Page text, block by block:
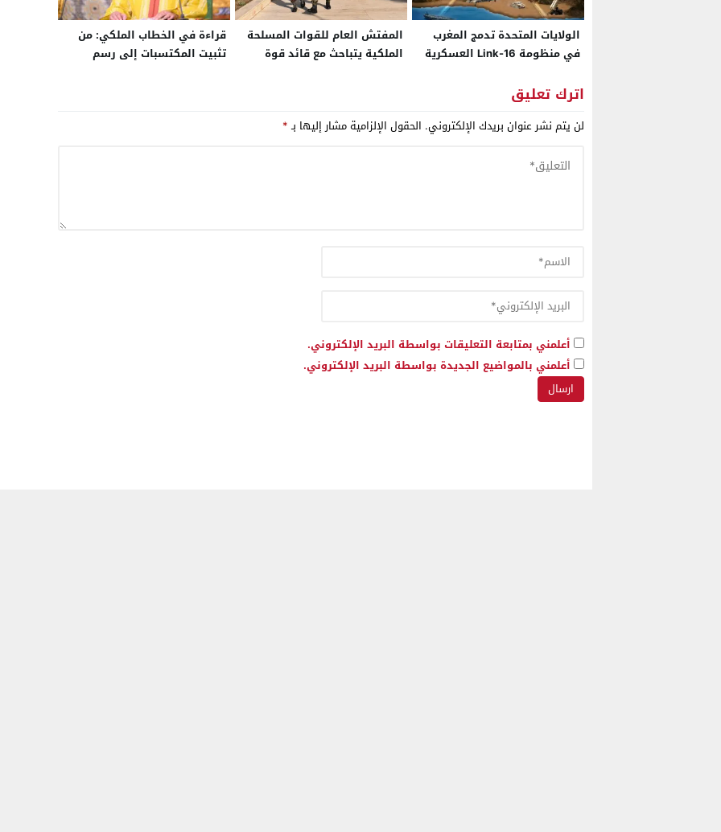
الولايات المتحدة تدمج المغرب
في منظومة Link-16 العسكرية
شبكة تكتيكية خاصة بحلفاء
“الناتو”
المفتش العام للقوات المسلحة
الملكية يتباحث مع قائد قوة
قراءة في الخطاب الملكي: من
تثبيت المكتسبات إلى رسم
اترك تعليق
لن يتم نشر عنوان بريدك الإلكتروني. الحقول الإلزامية مشار إليها بـ*
أعلمني بمتابعة التعليقات بواسطة البريد الإلكتروني.
أعلمني بالمواضيع الجديدة بواسطة البريد الإلكتروني.